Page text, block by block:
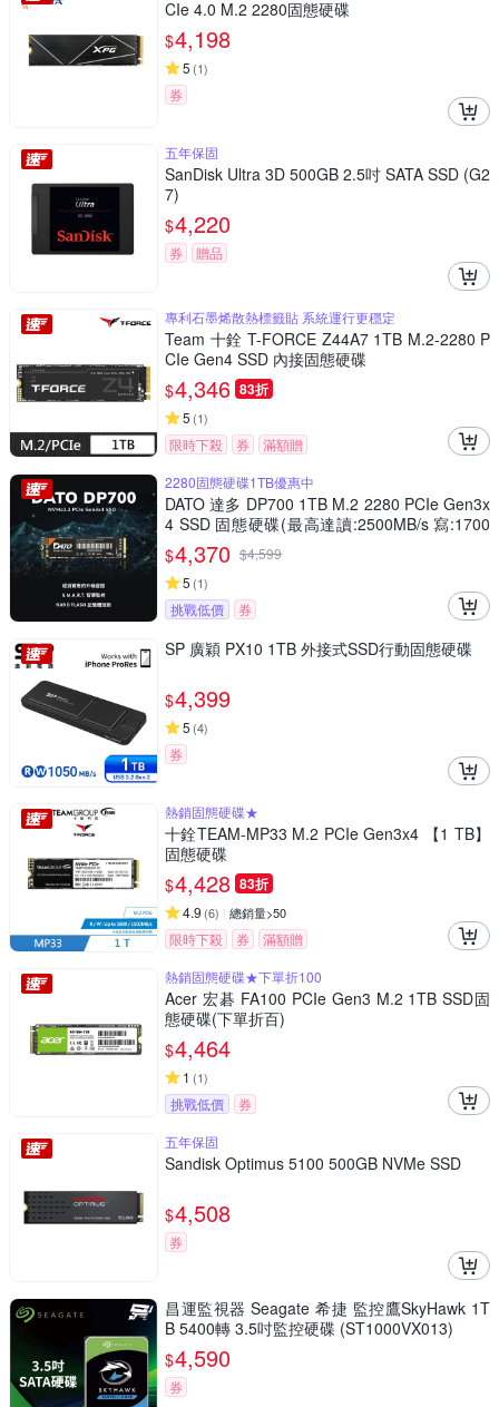
CIe 4.0 M.2 2280固態硬碟
$4,198
5 (1)
券
五年保固
SanDisk Ultra 3D 500GB 2.5吋 SATA SSD (G2
7)
$4,220
券 贈品
專利石墨烯散熱標籤貼 系統運行更穩定
Team 十銓 T-FORCE Z44A7 1TB M.2-2280 P
CIe Gen4 SSD 內接固態硬碟
$4,346 83折
5 (1)
限時下殺 券
滿額贈
2280固態硬碟1TB優惠中
DATO 達多 DP700 1TB M.2 2280 PCIe Gen3x
4 SSD 固態硬碟(最高達讀:2500MB/s 寫:1700
MB/s)
$4,370 $4,599
5 (1)
挑戰低價 券
SP 廣穎 PX10 1TB 外接式SSD行動固態硬碟
$4,399
5 (4)
券
熱銷固態硬碟★
十銓TEAM-MP33 M.2 PCIe Gen3x4 【1 TB】
固態硬碟
$4,428 83折
4.9 (6) 總銷量>50
限時下殺 券
滿額贈
熱銷固態硬碟★下單折100
Acer 宏碁 FA100 PCIe Gen3 M.2 1TB SSD固
態硬碟(下單折百)
$4,464
1 (1)
挑戰低價
券
五年保固
Sandisk Optimus 5100 500GB NVMe SSD
$4,508
券
昌運監視器 Seagate 希捷 監控鷹SkyHawk 1T
B 5400轉 3.5吋監控硬碟 (ST1000VX013)
$4,590
券